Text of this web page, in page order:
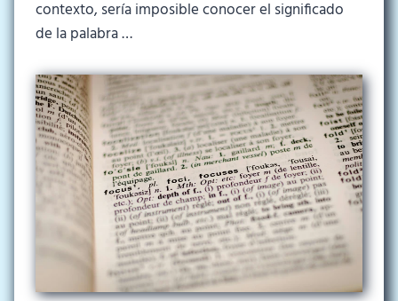
contexto, sería imposible conocer el significado
de la palabra …